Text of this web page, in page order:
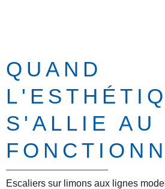
QUAND
S'ALLIE AU
Escaliers sur limons aux lignes